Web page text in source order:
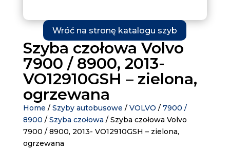
Wróć na stronę katalogu szyb
Szyba czołowa Volvo
7900 / 8900, 2013-
VO12910GSH – zielona,
ogrzewana
Home / Szyby autobusowe / VOLVO / 7900 /
8900 / Szyba czołowa / Szyba czołowa Volvo
7900 / 8900, 2013- VO12910GSH – zielona,
ogrzewana